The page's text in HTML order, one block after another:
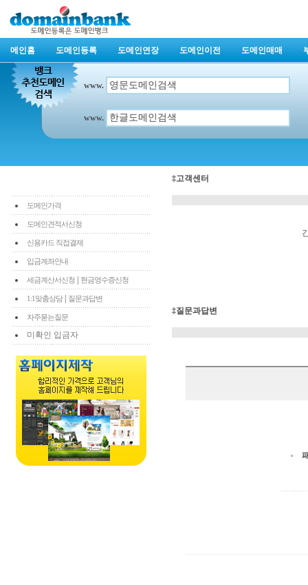
메인홈 도메인등록 도메인연장 도메인이전 도메인매매
www.
www.
도메인가격
도메인견적서신청
신용카드 직접결제
입금계좌안내
세금계산서신청 현금영수증신청
1:1맞춤상담| 질문과답변
자주묻는질문
미확인 입금자
‡고객센터
‡질문과답변